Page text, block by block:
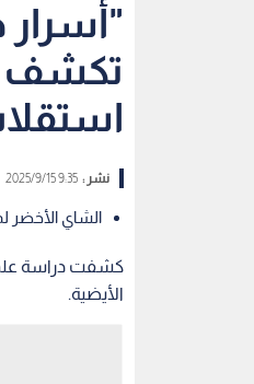
تكشف
نشر :9:35 2025/9/15
الشاي الأخضر
كشفت دراسة
الأيضية.